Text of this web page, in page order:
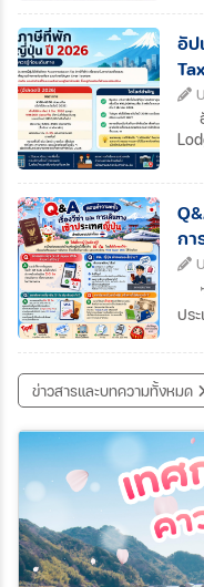
เฮ
ธร
บริ
รูป
เ
ธร
เป
ฤ
กิจ
ช่ว
ดอ
ทุ
เที่
ได้
งา
ฮอ
อีก
กอิ
อัป
Tax
กา
เงิ
คืน
จอ
ค่
เค
วั
ทุก
เต
ที่นั
กา
พื้น
คืน
พัก
ขอ
พักแแ
กา
พา
ประ
ไว้
พา
ไม่
ถื
ปร
เช่
แล
สอ
เอ
15
ข่าวสารและบทความทั้งหมด